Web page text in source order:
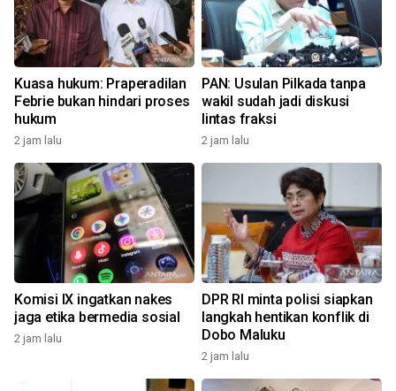
Kuasa hukum: Praperadilan
Febrie bukan hindari proses
hukum
2 jam lalu
PAN: Usulan Pilkada tanpa
wakil sudah jadi diskusi
lintas fraksi
2 jam lalu
Komisi IX ingatkan nakes
jaga etika bermedia sosial
2 jam lalu
DPR RI minta polisi siapkan
langkah hentikan konflik di
Dobo Maluku
2 jam lalu